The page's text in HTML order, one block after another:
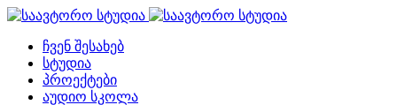
ჩვენ შესახებ
სტუდია
პროექტები
აუდიო სკოლა